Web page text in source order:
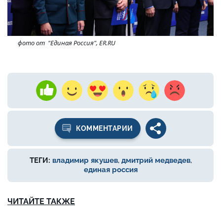
фото от "Единая Россия", ER.RU
КОММЕНТАРИИ
ТЕГИ: владимир якушев, дмитрий медведев,
единая россия
ЧИТАЙТЕ ТАКЖЕ